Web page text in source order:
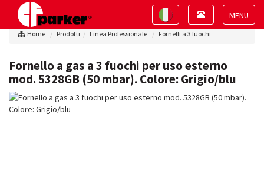
Toggle
Toggle
navigation
Toggle
navigation
Home Prodotti Linea Professionale Fornelli a 3 fuochi
Fornello a gas a 3 fuochi per uso esterno
mod. 5328GB (50 mbar). Colore: Grigio/blu